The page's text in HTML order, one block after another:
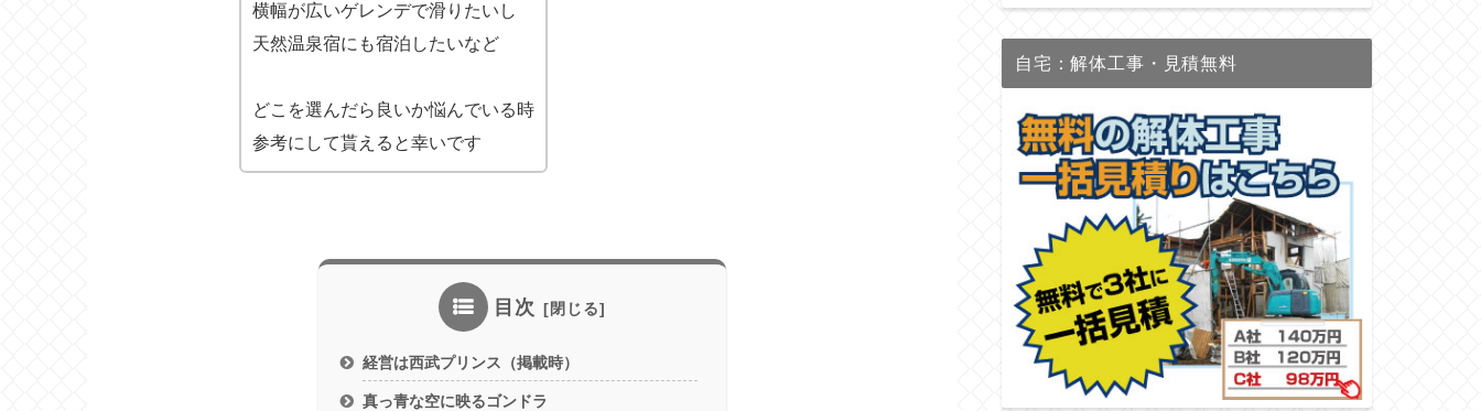
横幅が広いゲレンデで滑りたいし
天然温泉宿にも宿泊したいなど
どこを選んだら良いか悩んでいる時
参考にして貰えると幸いです
目次
経営は西武プリンス（掲載時）
真っ青な空に映るゴンドラ
自宅：解体工事・見積無料